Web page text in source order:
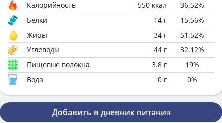
Калорийность 550 ккал 36.52%
Белки
14 г 15.56%
Жиры
34 г 51.52%
Углеводы
44 г 32.12%
Пищевые волокна
3.8 г 19%
Вода
0 г 0%
Добавить в дневник питания